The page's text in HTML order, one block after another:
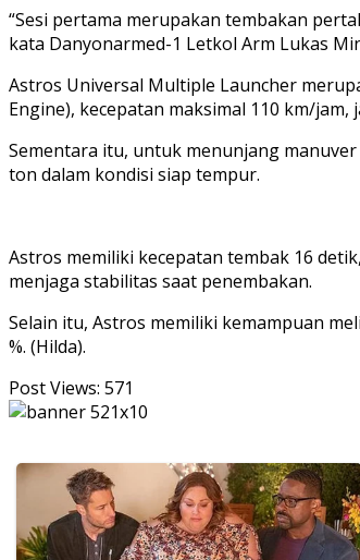
“Sesi pertama merupakan tembakan
kata Danyonarmed-1 Letkol Arm Lukas
Astros Universal Multiple Launcher
Engine), kecepatan maksimal 110 km/
Sementara itu, untuk menunjang
ton dalam kondisi siap tempur.
Astros memiliki kecepatan tembak 16
menjaga stabilitas saat penembakan.
Selain itu, Astros memiliki kemampuan
%. (Hilda).
Post Views: 571